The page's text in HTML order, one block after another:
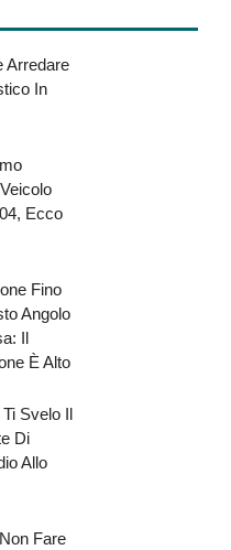
Arredare
In
Ecco
Fino
Angolo
Il
È Alto
Svelo Il
Di
Allo
Fare